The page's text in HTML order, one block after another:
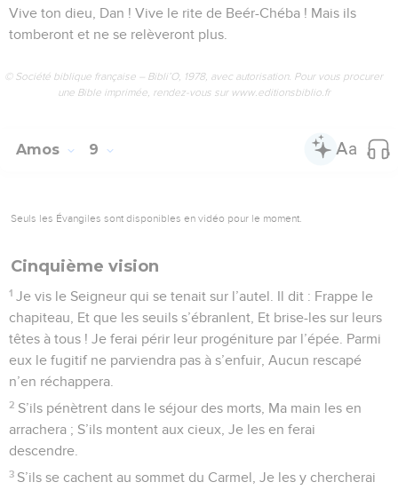
Vive ton dieu, Dan ! Vive le rite de Beér-Chéba ! Mais ils
tomberont et ne se relèveront plus.
© Société biblique française – Bibli’O, 1978, avec autorisation. Pour vous procurer
une Bible imprimée, rendez-vous sur www.editionsbiblio.fr
Amos 9
Seuls les Évangiles sont disponibles en vidéo pour le moment.
Cinquième vision
1 Je vis le Seigneur qui se tenait sur l’autel. Il dit : Frappe le
chapiteau, Et que les seuils s’ébranlent, Et brise-les sur leurs
têtes à tous ! Je ferai périr leur progéniture par l’épée. Parmi
eux le fugitif ne parviendra pas à s’enfuir, Aucun rescapé
n’en réchappera.
2 S’ils pénètrent dans le séjour des morts, Ma main les en
arrachera ; S’ils montent aux cieux, Je les en ferai
descendre.
3 S’ils se cachent au sommet du Carmel, Je les y chercherai